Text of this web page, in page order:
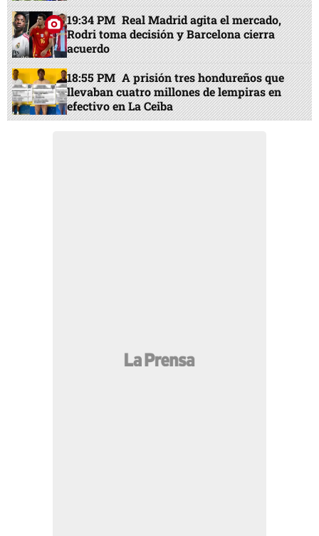
19:34 PM Real Madrid agita el mercado,
Rodri toma decisión y Barcelona cierra
acuerdo
18:55 PM A prisión tres hondureños que
llevaban cuatro millones de lempiras en
efectivo en La Ceiba